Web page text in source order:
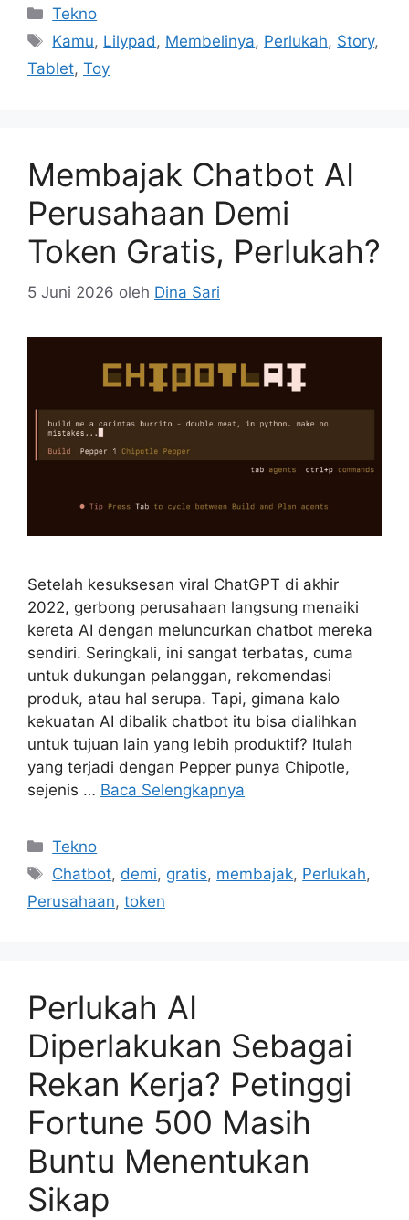
Kategori
Tekno
Tag
Kamu, Lilypad, Membelinya, Perlukah, Story,
Tablet, Toy
Membajak Chatbot AI
Perusahaan Demi
Token Gratis, Perlukah?
5 Juni 2026 oleh Dina Sari
Setelah kesuksesan viral ChatGPT di akhir
2022, gerbong perusahaan langsung menaiki
kereta AI dengan meluncurkan chatbot mereka
sendiri. Seringkali, ini sangat terbatas, cuma
untuk dukungan pelanggan, rekomendasi
produk, atau hal serupa. Tapi, gimana kalo
kekuatan AI dibalik chatbot itu bisa dialihkan
untuk tujuan lain yang lebih produktif? Itulah
yang terjadi dengan Pepper punya Chipotle,
sejenis … Baca Selengkapnya
Kategori
Tekno
Tag
Chatbot, demi, gratis, membajak, Perlukah,
Perusahaan, token
Perlukah AI
Diperlakukan Sebagai
Rekan Kerja? Petinggi
Fortune 500 Masih
Buntu Menentukan
Sikap